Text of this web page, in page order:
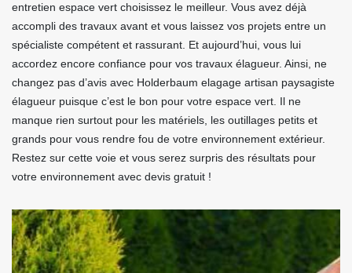
entretien espace vert choisissez le meilleur. Vous avez déjà
accompli des travaux avant et vous laissez vos projets entre un
spécialiste compétent et rassurant. Et aujourd’hui, vous lui
accordez encore confiance pour vos travaux élagueur. Ainsi, ne
changez pas d’avis avec Holderbaum elagage artisan paysagiste
élagueur puisque c’est le bon pour votre espace vert. Il ne
manque rien surtout pour les matériels, les outillages petits et
grands pour vous rendre fou de votre environnement extérieur.
Restez sur cette voie et vous serez surpris des résultats pour
votre environnement avec devis gratuit !